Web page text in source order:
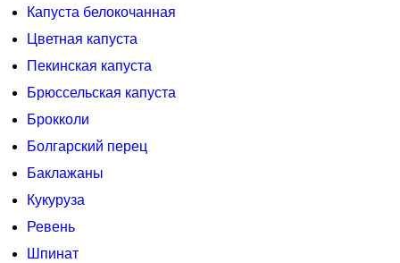
Капуста белокочанная
Цветная капуста
Пекинская капуста
Брюссельская капуста
Брокколи
Болгарский перец
Баклажаны
Кукуруза
Ревень
Шпинат